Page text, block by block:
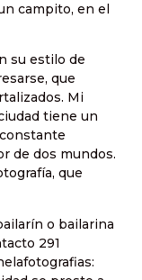
campito, en el
su estilo de
que
Mi
tiene un
de dos mundos.
que
o bailarina
291